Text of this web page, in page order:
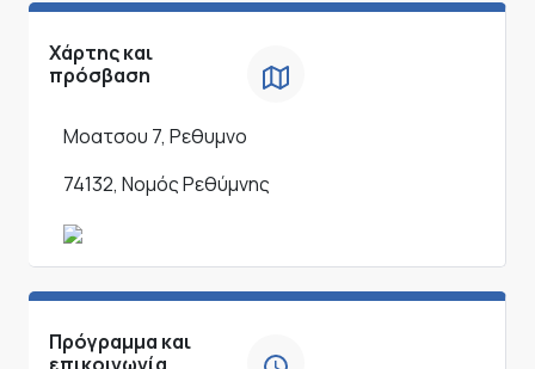
Χάρτης και
πρόσβαση
Μοατσου 7, Ρεθυμνο
74132, Νομός Ρεθύμνης
Πρόγραμμα και